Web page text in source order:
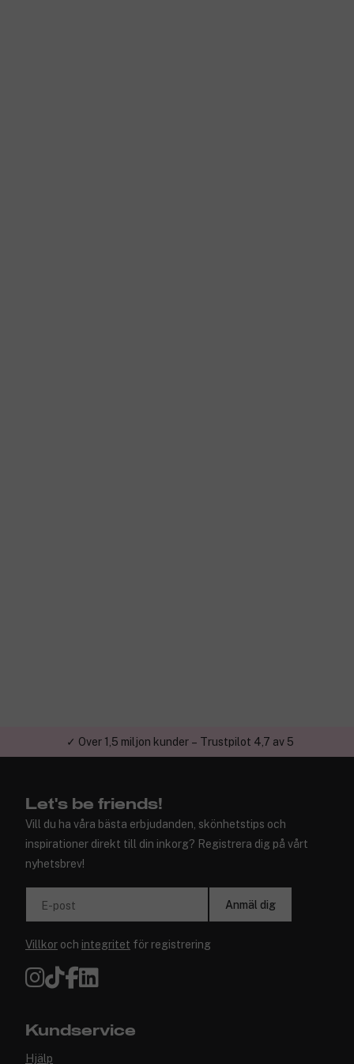
✓ Över 1,5 miljon kunder – Trustpilot 4,7 av 5
Let's be friends!
Vill du ha våra bästa erbjudanden, skönhetstips och
inspirationer direkt till din inkorg? Registrera dig på vårt
nyhetsbrev!
E-post Anmäl dig
Villkor och integritet för registrering
Kundservice
Hjälp